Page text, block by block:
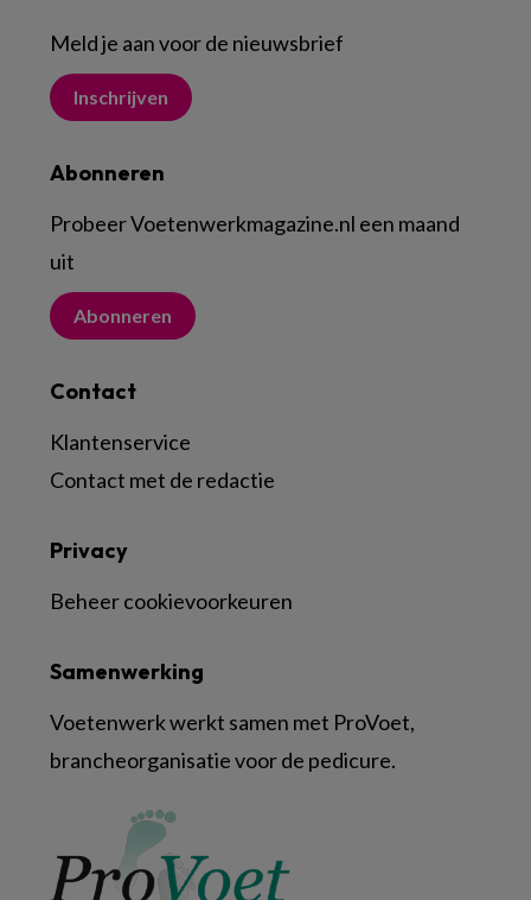
Meld je aan voor de nieuwsbrief
Inschrijven
Abonneren
Probeer Voetenwerkmagazine.nl een maand
uit
Abonneren
Contact
Klantenservice
Contact met de redactie
Samenwerking
Voetenwerk werkt samen met ProVoet,
brancheorganisatie voor de pedicure.
Privacy
Beheer cookievoorkeuren